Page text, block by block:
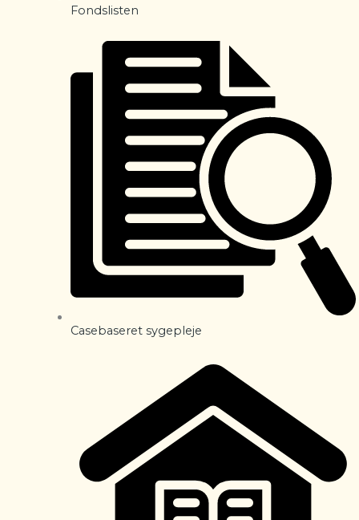
Fondslisten
Casebaseret sygepleje